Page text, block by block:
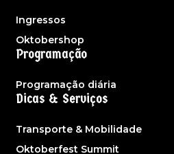
Ingressos
Oktobershop
Programação
Programação diária
Dicas & Serviços
Transporte & Mobilidade
Oktoberfest Summit